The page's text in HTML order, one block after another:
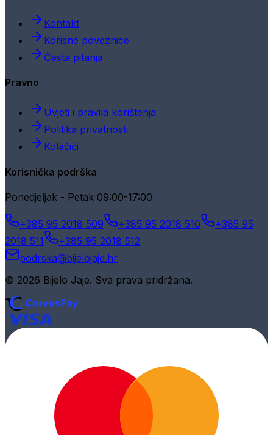
Kontakt
Korisne poveznice
Česta pitanja
Pravno
Uvjeti i pravila korištenja
Politika privatnosti
Kolačići
Korisnička podrška
Ponedjeljak - Petak 09:00-17:00
+385 95 2018 509 +385 95 2018 510
+385 95
2018 511
+385 95 2018 512
podrska@bijelojaje.hr
© 2026 Bijelo Jaje. Sva prava pridržana.